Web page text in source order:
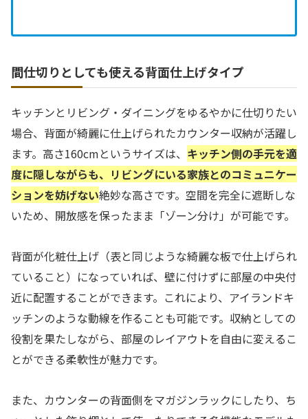
間仕切りとしても使える背面仕上げタイプ
キッチンとリビング・ダイニングをゆるやかに仕切りたい
場合、背面が綺麗に仕上げられたカウンター収納が活躍し
ます。高さ160cmというサイズは、 キッチン側の手元を適
度に隠しながらも、リビングにいる家族とのコミュニケー
ションを妨げない絶妙な高さです。空間を完全に遮断しな
いため、開放感を保ったまま「ゾーン分け」が可能です。
背面が化粧仕上げ（表と同じような綺麗な板で仕上げられ
ていること）になっていれば、壁に付けずに部屋の中央付
近に配置することができます。これにより、アイランドキ
ッチンのような動線を作ることも可能です。収納としての
役割を果たしながら、部屋のレイアウトを自由に変えるこ
とができる柔軟性が魅力です。
また、カウンターの背面側をマガジンラックにしたり、ち